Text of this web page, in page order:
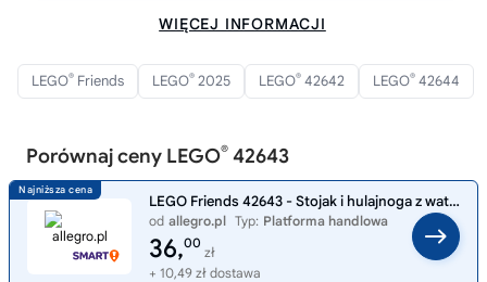
WIĘCEJ INFORMACJI
LEGO® Friends LEGO® 2025 LEGO® 42642 LEGO® 42644
Porównaj ceny LEGO® 42643
LEGO Friends 42643 - Stojak i hulajnoga z waty cukrowej
od allegro.pl Typ: Platforma handlowa
36,00
zł
+ 10,49 zł dostawa